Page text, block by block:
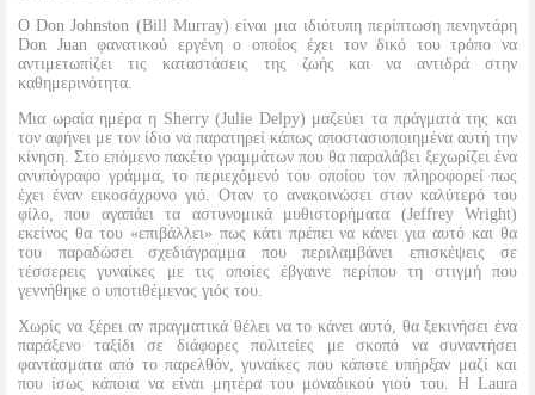
Ο Don Johnston (Bill Murray) είναι μια ιδιότυπη περίπτωση πενηντάρη
Don Juan φανατικού εργένη ο οποίος έχει τον δικό του τρόπο να
αντιμετωπίζει τις καταστάσεις της ζωής και να αντιδρά στην
καθημερινότητα.
Μια ωραία ημέρα η Sherry (Julie Delpy) μαζεύει τα πράγματά της και
τον αφήνει με τον ίδιο να παρατηρεί κάπως αποστασιοποιημένα αυτή την
κίνηση. Στο επόμενο πακέτο γραμμάτων που θα παραλάβει ξεχωρίζει ένα
ανυπόγραφο γράμμα, το περιεχόμενό του οποίου τον πληροφορεί πως
έχει έναν εικοσάχρονο γιό. Οταν το ανακοινώσει στον καλύτερό του
φίλο, που αγαπάει τα αστυνομικά μυθιστορήματα (Jeffrey Wright)
εκείνος θα του «επιβάλλει» πως κάτι πρέπει να κάνει για αυτό και θα
του παραδώσει σχεδιάγραμμα που περιλαμβάνει επισκέψεις σε
τέσσερεις γυναίκες με τις οποίες έβγαινε περίπου τη στιγμή που
γεννήθηκε ο υποτιθέμενος γιός του.
Χωρίς να ξέρει αν πραγματικά θέλει να το κάνει αυτό, θα ξεκινήσει ένα
παράξενο ταξίδι σε διάφορες πολιτείες με σκοπό να συναντήσει
φαντάσματα από το παρελθόν, γυναίκες που κάποτε υπήρξαν μαζί και
που ίσως κάποια να είναι μητέρα του μοναδικού γιού του. Η Laura